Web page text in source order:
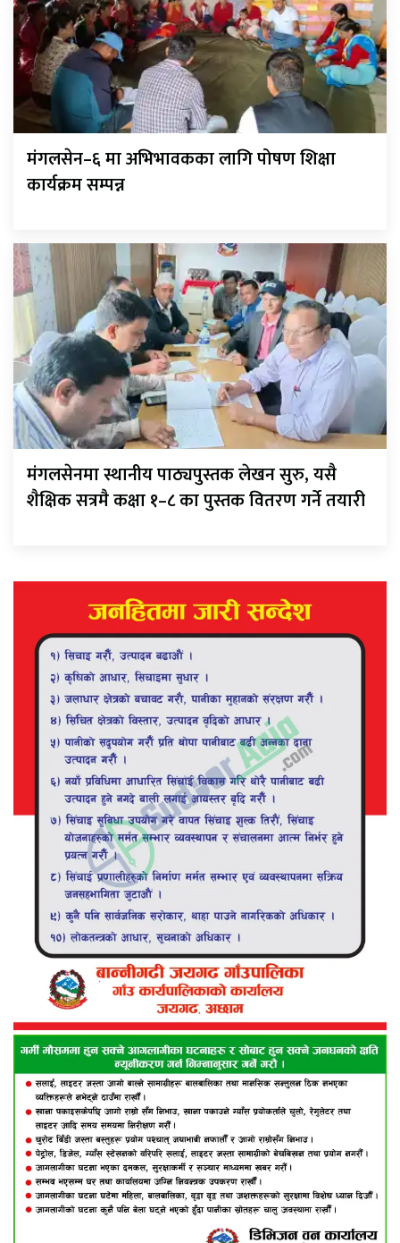
मंगलसेन–६ मा अभिभावकका लागि पोषण शिक्षा
कार्यक्रम सम्पन्न
मंगलसेनमा स्थानीय पाठ्यपुस्तक लेखन सुरु, यसै
शैक्षिक सत्रमै कक्षा १–८ का पुस्तक वितरण गर्ने तयारी